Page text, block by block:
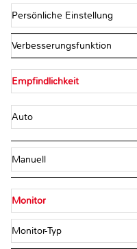
Persönliche Einstellung
Verbesserungsfunktion
Empfindlichkeit
Auto
Manuell
Monitor
Monitor-Typ